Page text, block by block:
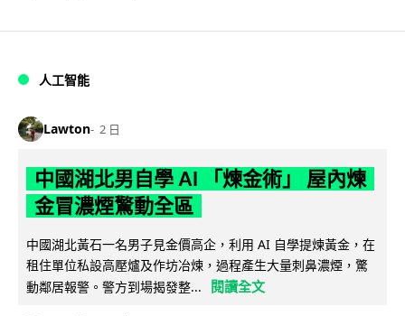
人工智能
Lawton 2 日
中國湖北男自學 AI 「煉金術」 屋內煉
金冒濃煙驚動全區
中國湖北黃石一名男子見金價高企，利用 AI 自學提煉黃金，在
租住單位私設高壓爐及作坊冶煉，過程產生大量刺鼻濃煙，驚
動鄰居報警。警方到場揭發整...
閱讀全文